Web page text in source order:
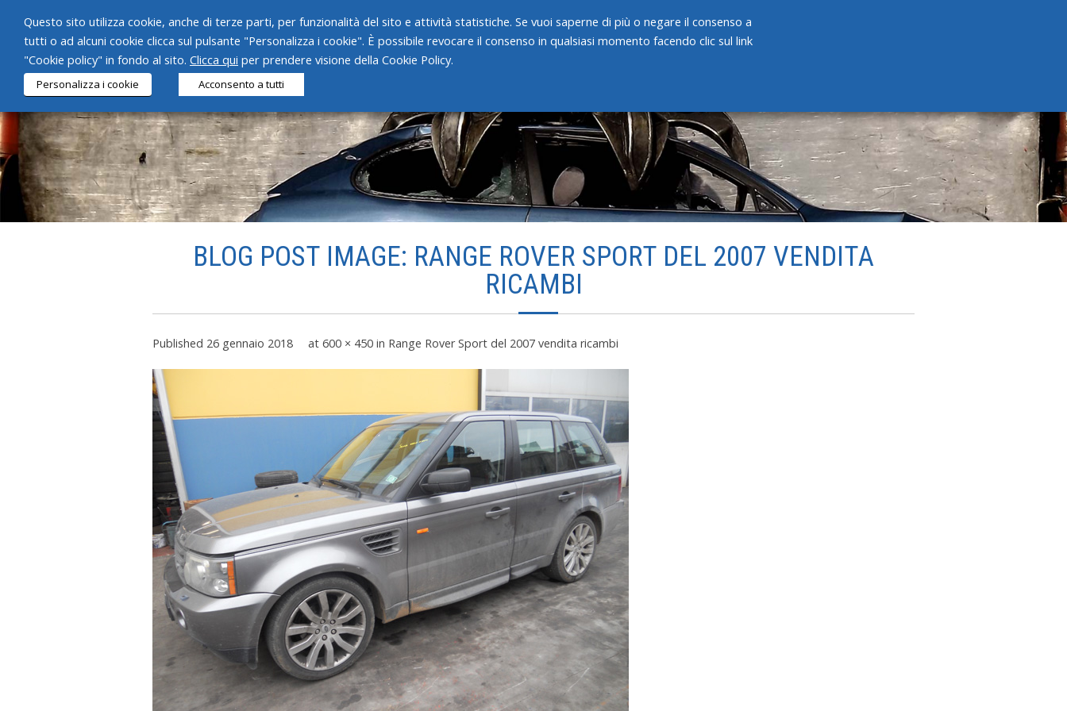
HOME CHI SIAMO SERVIZI PRODOTTI
BLOG POST IMAGE: RANGE ROVER SPORT DEL 2007 VENDITA
RICAMBI
Published 26 gennaio 2018 at 600 × 450 in Range Rover Sport del 2007 vendita ricambi
Questo sito utilizza cookie, anche di terze parti, per funzionalità del sito e attività statistiche. Se vuoi saperne di più o negare il consenso a
tutti o ad alcuni cookie clicca sul pulsante "Personalizza i cookie". È possibile revocare il consenso in qualsiasi momento facendo clic sul link
"Cookie policy" in fondo al sito. Clicca qui per prendere visione della Cookie Policy.
Personalizza i cookie Acconsento a tutti